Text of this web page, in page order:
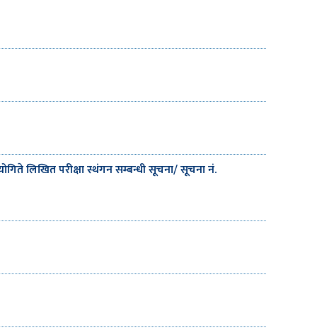
लिखित परीक्षा स्थंगन सम्बन्धी सूचना/ सूचना नं.